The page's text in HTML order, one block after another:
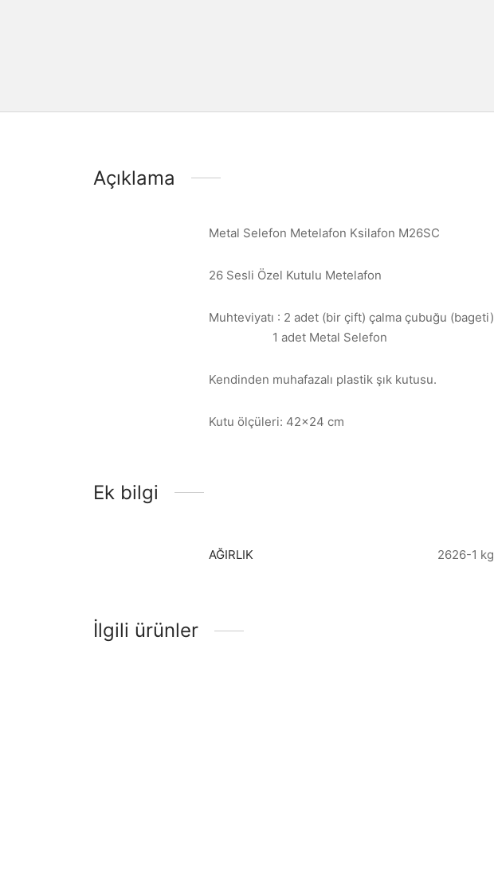
Açıklama
Metal Selefon Metelafon Ksilafon M26SC
26 Sesli Özel Kutulu Metelafon
Muhteviyatı : 2 adet (bir çift) çalma çubuğu (bageti)
1 adet Metal Selefon
Kendinden muhafazalı plastik şık kutusu.
Kutu ölçüleri: 42×24 cm
Ek bilgi
AĞIRLIK 2626-1 kg
İlgili ürünler